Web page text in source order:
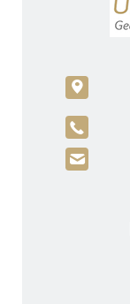
c
A
H